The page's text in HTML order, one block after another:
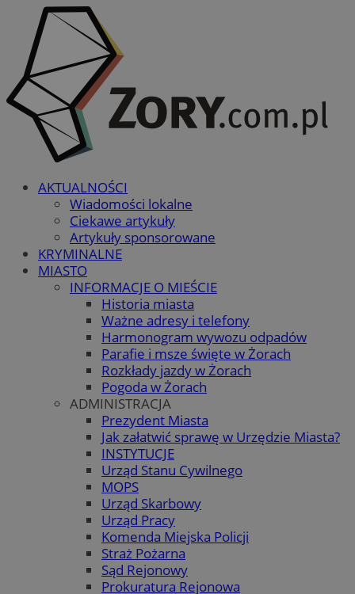
AKTUALNOŚCI
Wiadomości lokalne
Ciekawe artykuły
Artykuły sponsorowane
KRYMINALNE
MIASTO
INFORMACJE O MIEŚCIE
Historia miasta
Ważne adresy i telefony
Harmonogram wywozu odpadów
Parafie i msze święte w Żorach
Rozkłady jazdy w Żorach
Pogoda w Żorach
ADMINISTRACJA
Prezydent Miasta
Jak załatwić sprawę w Urzędzie Miasta?
INSTYTUCJE
Urząd Stanu Cywilnego
MOPS
Urząd Skarbowy
Urząd Pracy
Komenda Miejska Policji
Straż Pożarna
Sąd Rejonowy
Prokuratura Rejonowa